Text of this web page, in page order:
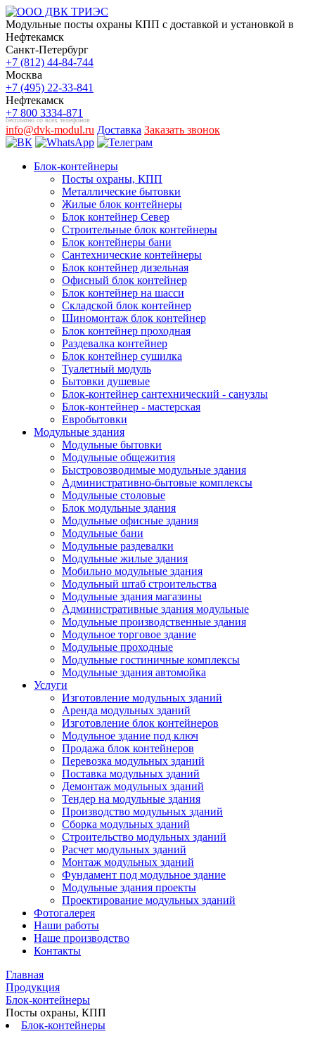
Модульные посты охраны КПП с доставкой и установкой в
Нефтекамск
Санкт-Петербург
+7 (812) 44-84-744
Москва
+7 (495) 22-33-841
Нефтекамск
+7 800 3334-871
бесплатно со всех телефонов
info@dvk-modul.ru Доставка Заказать звонок
Блок-контейнеры
Посты охраны, КПП
Металлические бытовки
Жилые блок контейнеры
Блок контейнер Север
Строительные блок контейнеры
Блок контейнеры бани
Сантехнические контейнеры
Блок контейнер дизельная
Офисный блок контейнер
Блок контейнер на шасси
Складской блок контейнер
Шиномонтаж блок контейнер
Блок контейнер проходная
Раздевалка контейнер
Блок контейнер сушилка
Туалетный модуль
Бытовки душевые
Блок-контейнер сантехнический - санузлы
Блок-контейнер - мастерская
Евробытовки
Модульные здания
Модульные бытовки
Модульные общежития
Быстровозводимые модульные здания
Административно-бытовые комплексы
Модульные столовые
Блок модульные здания
Модульные офисные здания
Модульные бани
Модульные раздевалки
Модульные жилые здания
Мобильно модульные здания
Модульный штаб строительства
Модульные здания магазины
Административные здания модульные
Модульные производственные здания
Модульное торговое здание
Модульные проходные
Модульные гостиничные комплексы
Модульные здания автомойка
Услуги
Изготовление модульных зданий
Аренда модульных зданий
Изготовление блок контейнеров
Модульное здание под ключ
Продажа блок контейнеров
Перевозка модульных зданий
Поставка модульных зданий
Демонтаж модульных зданий
Тендер на модульные здания
Производство модульных зданий
Сборка модульных зданий
Строительство модульных зданий
Расчет модульных зданий
Монтаж модульных зданий
Фундамент под модульное здание
Модульные здания проекты
Проектирование модульных зданий
Фотогалерея
Наши работы
Наше производство
Контакты
Главная
Продукция
Блок-контейнеры
Посты охраны, КПП
Блок-контейнеры